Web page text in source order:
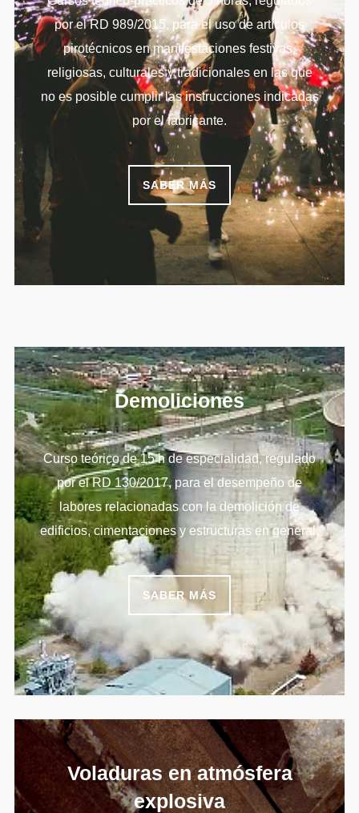
por el RD 989/2015, para el uso de artículos
pirotécnicos en manifestaciones festivas,
religiosas, culturales y tradicionales en las que
no es posible cumplir las instrucciones indicadas
por el fabricante.
SABER MÁS
Demoliciones
Curso teórico de 15 h de especialidad, regulado
por el RD 130/2017, para el desempeño de
labores relacionadas con la demolición de
edificios, cimentaciones y estructuras en general.
SABER MÁS
Voladuras en atmósfera
explosiva